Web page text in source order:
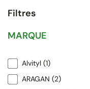
Filtres
MARQUE
Alvityl (1)
ARAGAN (2)